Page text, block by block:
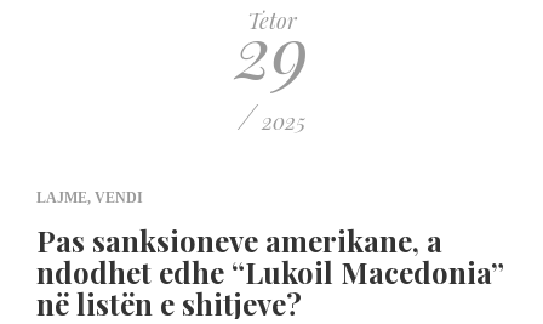
Tetor
29
/ 2025
LAJME, VENDI
Pas sanksioneve amerikane, a
ndodhet edhe “Lukoil Macedonia”
në listën e shitjeve?